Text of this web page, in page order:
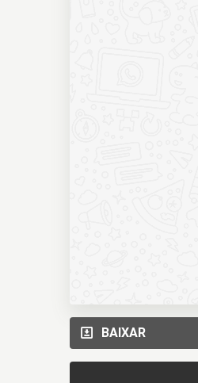
BAIXAR